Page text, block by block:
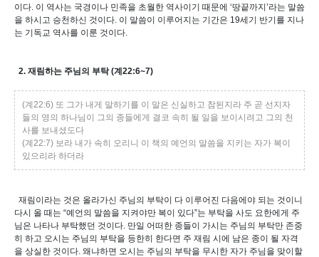
이다. 이 역사는 국경이나 민족을 초월한 역사이기 때문에 ‘땅끝까지’라는 말씀
을 하시고 승천하신 것이다. 이 말씀이 이루어지는 기간은 19세기 반기를 지나
는 기독교 역사를 이룬 것이다.
2. 재림하는 주님의 부탁 (계22:6~7)
(계22:6) 또 그가 내게 말하기를 이 말은 신실하고 참된지라 주 곧 선지자
들의 영의 하나님이 그의 종들에게 결코 속히 될 일을 보이시려고 그의 천
사를 보내셨도다
(계22:7) 보라 내가 속히 오리니 이 책의 예언의 말씀을 지키는 자가 복이
있으리라 하더라
재림이라는 것은 올라가신 주님의 부탁이 다 이루어진 다음에야 되는 것이니
다시 올 때는 “예언의 말씀을 지켜야만 복이 있다”는 부탁을 사도 요한에게 주
님은 나타나 부탁했던 것이다. 만일 어떠한 종들이 가시는 주님의 부탁만 존중
히 하고 오시는 주님의 부탁을 등한히 한다면 주 재림 시에 남은 종이 될 자격
을 상실한 것이다. 왜냐하면 오시는 주님의 부탁을 무시한 자가 주님을 맞이할